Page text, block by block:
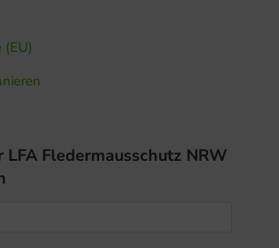
(EU)
Fledermausschutz NRW